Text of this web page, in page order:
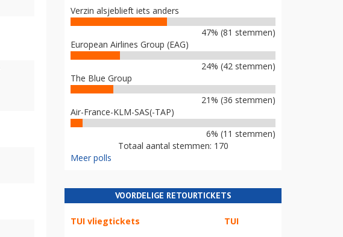
Verzin alsjeblieft iets anders
47% (81 stemmen)
European Airlines Group (EAG)
24% (42 stemmen)
The Blue Group
21% (36 stemmen)
Air-France-KLM-SAS(-TAP)
6% (11 stemmen)
Totaal aantal stemmen: 170
Meer polls
VOORDELIGE RETOURTICKETS
TUI vliegtickets TUI